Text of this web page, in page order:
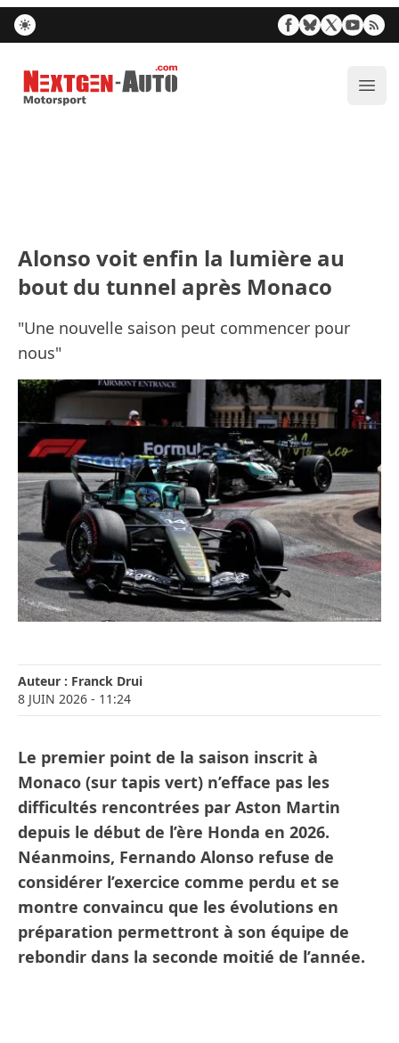
Nextgen-Auto.com
Alonso voit enfin la lumière au
bout du tunnel après Monaco
"Une nouvelle saison peut commencer pour
nous"
Auteur : Franck Drui
8 JUIN 2026 - 11:24
Le premier point de la saison inscrit à
Monaco (sur tapis vert) n’efface pas les
difficultés rencontrées par Aston Martin
depuis le début de l’ère Honda en 2026.
Néanmoins, Fernando Alonso refuse de
considérer l’exercice comme perdu et se
montre convaincu que les évolutions en
préparation permettront à son équipe de
rebondir dans la seconde moitié de l’année.